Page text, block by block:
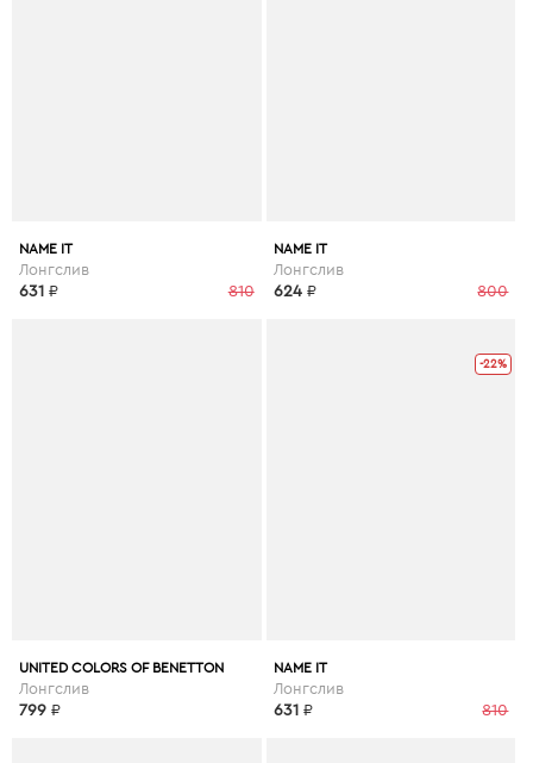
NAME IT
Лонгслив
810
631 ₽
NAME IT
Лонгслив
800
624 ₽
UNITED COLORS OF BENETTON
Лонгслив
799 ₽
-22%
NAME IT
Лонгслив
810
631 ₽